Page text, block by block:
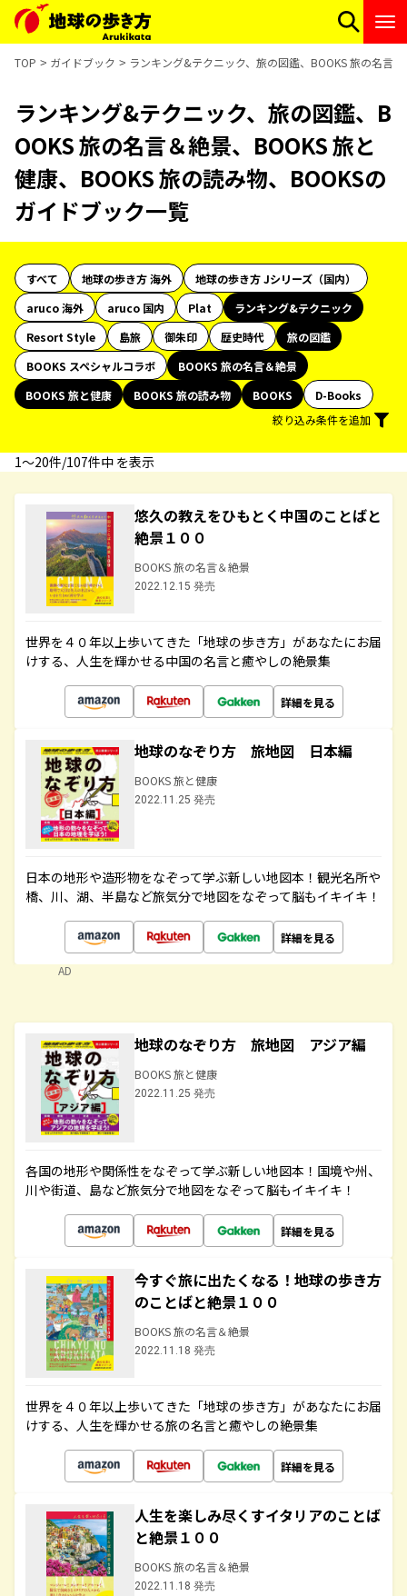
TOP ガイドブック ランキング&テクニック、旅の図鑑、BOOKS 旅の名言
ランキング&テクニック、旅の図鑑、B
OOKS 旅の名言＆絶景、BOOKS 旅と
健康、BOOKS 旅の読み物、BOOKSの
ガイドブック一覧
すべて 地球の歩き方 海外
地球の歩き方 Jシリーズ（国内）
aruco 海外
aruco 国内 Plat
ランキング&テクニック
Resort Style
島旅 御朱印 歴史時代
旅の図鑑
BOOKS スペシャルコラボ
BOOKS 旅の名言＆絶景
BOOKS 旅と健康
BOOKS 旅の読み物 BOOKS
D-Books
絞り込み条件を追加
1〜20件/107件中 を表示
悠久の教えをひもとく中国のことばと
絶景１００
BOOKS 旅の名言＆絶景
2022.12.15 発売
世界を４０年以上歩いてきた「地球の歩き方」があなたにお届
けする、人生を輝かせる中国の名言と癒やしの絶景集
詳細を見る
地球のなぞり方 旅地図 日本編
BOOKS 旅と健康
2022.11.25 発売
日本の地形や造形物をなぞって学ぶ新しい地図本！観光名所や
橋、川、湖、半島など旅気分で地図をなぞって脳もイキイキ！
詳細を見る
AD
地球のなぞり方 旅地図 アジア編
BOOKS 旅と健康
2022.11.25 発売
各国の地形や関係性をなぞって学ぶ新しい地図本！国境や州、
川や街道、島など旅気分で地図をなぞって脳もイキイキ！
詳細を見る
今すぐ旅に出たくなる！地球の歩き方
のことばと絶景１００
BOOKS 旅の名言＆絶景
2022.11.18 発売
世界を４０年以上歩いてきた「地球の歩き方」があなたにお届
けする、人生を輝かせる旅の名言と癒やしの絶景集
詳細を見る
人生を楽しみ尽くすイタリアのことば
と絶景１００
BOOKS 旅の名言＆絶景
2022.11.18 発売